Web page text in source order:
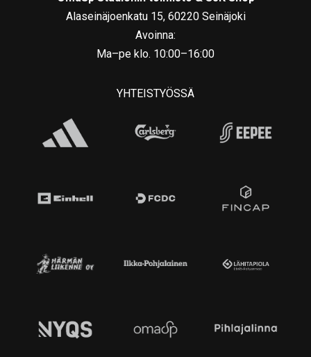
Alaseinäjoenkatu 15, 60220 Seinäjoki
Avoinna:
Ma–pe klo. 10:00–16:00
YHTEISTYÖSSÄ